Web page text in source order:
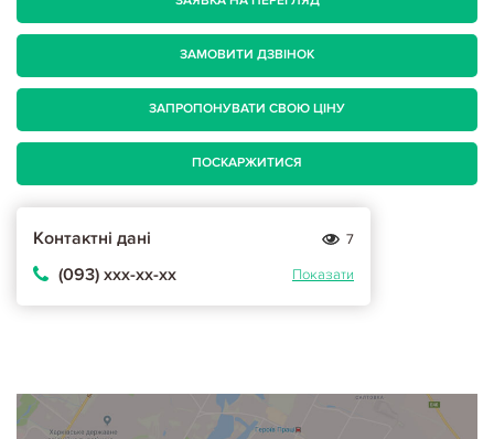
ЗАМОВИТИ ДЗВІНОК
ЗАПРОПОНУВАТИ СВОЮ ЦІНУ
ПОСКАРЖИТИСЯ
Контактні дані 7
(093) ххх-хх-хх Показати